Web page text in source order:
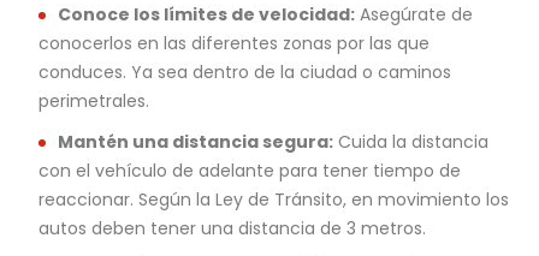
Conoce los límites de velocidad: Asegúrate de
conocerlos en las diferentes zonas por las que
conduces. Ya sea dentro de la ciudad o caminos
perimetrales.
Mantén una distancia segura: Cuida la distancia
con el vehículo de adelante para tener tiempo de
reaccionar. Según la Ley de Tránsito, en movimiento los
autos deben tener una distancia de 3 metros.